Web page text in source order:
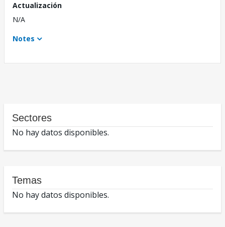
Actualización
N/A
Notes
Sectores
No hay datos disponibles.
Temas
No hay datos disponibles.